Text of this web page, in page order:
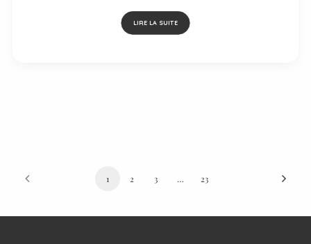
LIRE LA SUITE
1 2 3 … 23